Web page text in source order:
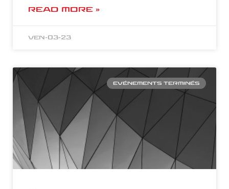
READ MORE »
ven-03-23
EVÉNEMENTS TERMINÉS